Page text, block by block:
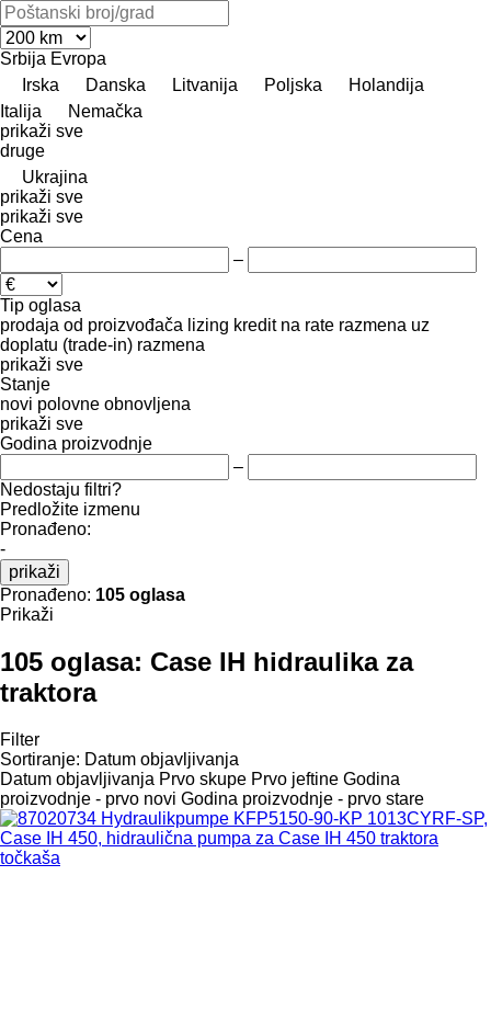
Srbija Evropa
Irska
Danska Litvanija Poljska
Holandija
Italija
Nemačka
prikaži sve
druge
Ukrajina
prikaži sve
prikaži sve
Cena
–
Tip oglasa
prodaja od proizvođača lizing kredit na rate razmena uz
doplatu (trade-in) razmena
prikaži sve
Stanje
novi polovne obnovljena
prikaži sve
Godina proizvodnje
–
Nedostaju filtri?
Predložite izmenu
Pronađeno:
-
prikaži
Pronađeno: 105 oglasa
Prikaži
105 oglasa: Case IH hidraulika za
traktora
Filter
Sortiranje: Datum objavljivanja
Datum objavljivanja Prvo skupe Prvo jeftine Godina
proizvodnje - prvo novi Godina proizvodnje - prvo stare